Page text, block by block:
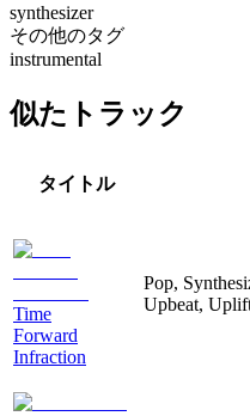
synthesizer
その他のタグ
instrumental
似たトラック
タイトル
Time
Forward
Infraction
Pop,
Upbeat,